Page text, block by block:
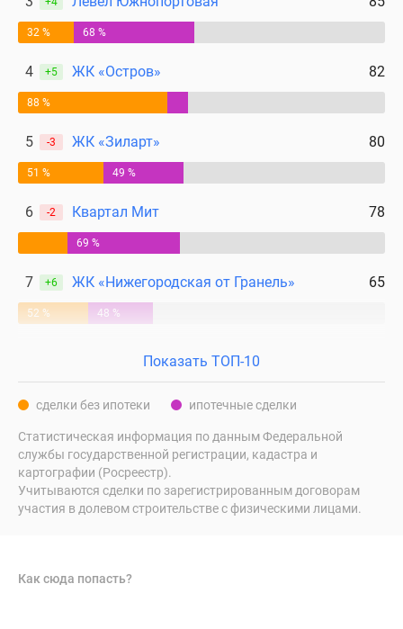
32 % 68 %
4 +5 ЖК «Остров» 82
88 %
5 -3 ЖК «Зиларт» 80
51 % 49 %
6 -2 Квартал Мит 78
69 %
7 +6 ЖК «Нижегородская от Гранель» 65
52 % 48 %
Показать ТОП-10
сделки без ипотеки ипотечные сделки
Статистическая информация по данным Федеральной
службы государственной регистрации, кадастра и
картографии (Росреестр).
Учитываются сделки по зарегистрированным договорам
участия в долевом строительстве с физическими лицами.
Как сюда попасть?